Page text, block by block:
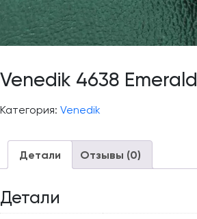
Venedik 4638 Emerald
Категория: Venedik
Детали Отзывы (0)
Детали